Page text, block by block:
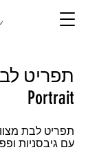
Portrait
תפריט לבת
עם גיבסניות